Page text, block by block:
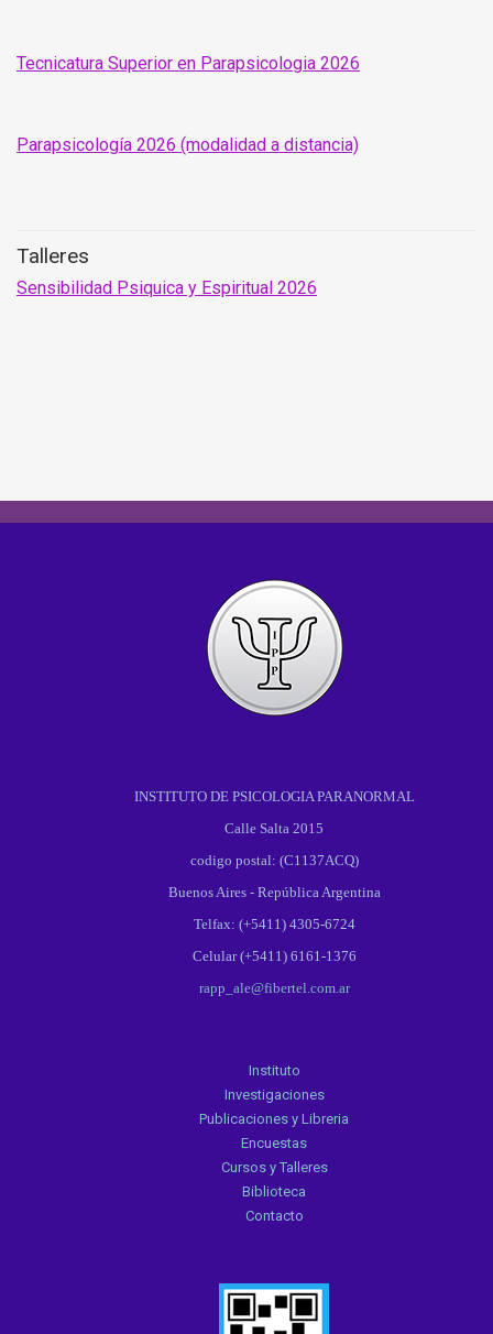
Tecnicatura Superior en Parapsicologia 2026
Parapsicología 2026 (modalidad a distancia)
Talleres
Sensibilidad Psiquica y Espiritual 2026
INSTITUTO DE PSICOLOGIA PARANORMAL
Calle Salta 2015
codigo postal: (C1137ACQ)
Buenos Aires - República Argentina
Telfax: (+5411) 4305-6724
Celular (+5411) 6161-1376
rapp_ale@fibertel.com.ar
Instituto
Investigaciones
Publicaciones y Libreria
Encuestas
Cursos y Talleres
Biblioteca
Contacto